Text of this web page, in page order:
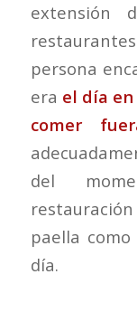
extensión
persona
era el día
comer
del
paella
día.